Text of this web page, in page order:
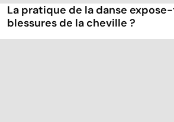
La pratique de la danse
blessures de la cheville ?